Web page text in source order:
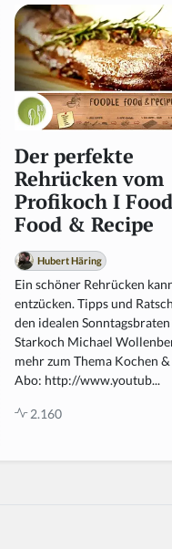
Der perfekte
Rehrücken vom
Profikoch I
Food & Recipe
Hubert Häring
Ein schöner Rehrücken
entzücken. Tipps und
den idealen
Starkoch Michael
mehr zum Thema Kochen
Abo: http://www.youtub...
2.160